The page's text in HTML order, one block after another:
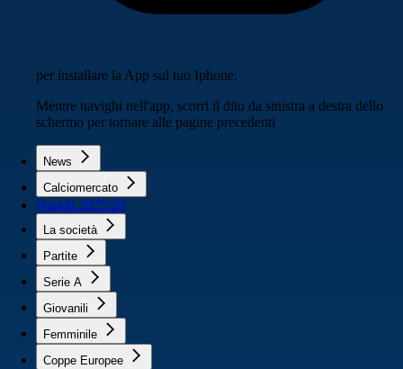
per installare la App sul tuo Iphone.
Mentre navighi nell'app, scorri il dito da sinistra a destra dello
schermo per tornare alle pagine precedenti
News
Calciomercato
Napoli 2025/26
La società
Partite
Serie A
Giovanili
Femminile
Coppe Europee